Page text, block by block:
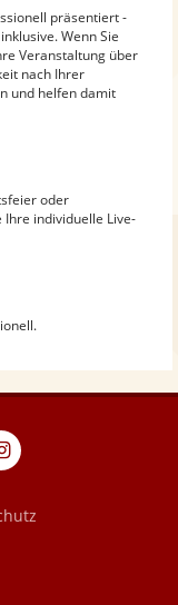
präsentiert -
Wenn Sie
Veranstaltung über
nach Ihrer
und helfen damit
oder
individuelle Live-
eventpeppers